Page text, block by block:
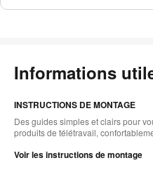
Informations
INSTRUCTIONS DE MONTAGE
Des guides simples et clairs pour
produits de télétravail,
Voir les instructions de montage